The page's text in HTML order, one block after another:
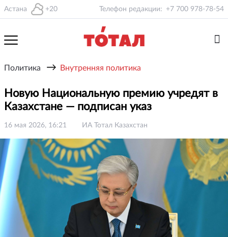
Астана +20 Телефон редакции: +7 700 978-78-54
Политика → Внутренняя политика
Новую Национальную премию учредят в
Казахстане — подписан указ
16 мая 2026, 16:21 ИА Тотал Казахстан